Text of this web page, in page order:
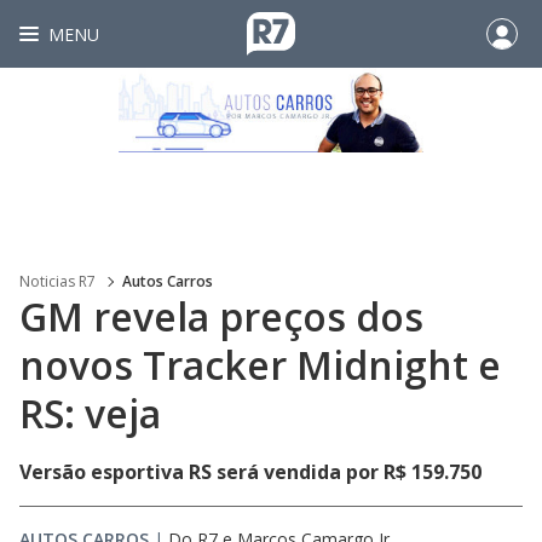
MENU
Noticias R7 Autos Carros
GM revela preços dos
novos Tracker Midnight e
RS: veja
Versão esportiva RS será vendida por R$ 159.750